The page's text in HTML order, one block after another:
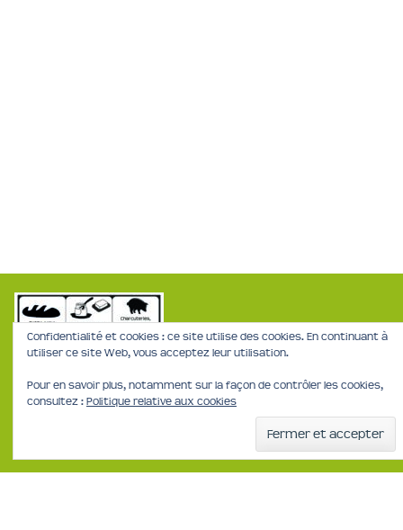
Confidentialité et cookies : ce site utilise des cookies. En continuant à
utiliser ce site Web, vous acceptez leur utilisation.
Pour en savoir plus, notamment sur la façon de contrôler les cookies,
consultez : Politique relative aux cookies